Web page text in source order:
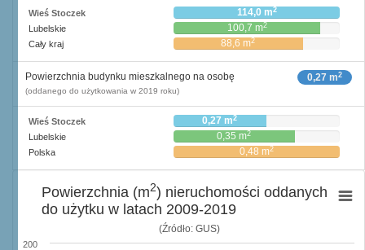
Wieś Stoczek 114,0 m2
Lubelskie 100,7 m2
Cały kraj 88,6 m2
0,27 m2
Powierzchnia budynku mieszkalnego na osobę
(oddanego do użytkowania w 2019 roku)
Wieś Stoczek 0,27 m2
Lubelskie 0,35 m2
Polska 0,48 m2
(Źródło: GUS)
200
Powierzchnia (m2) nieruchomości oddanych
do użytku w latach 2009-2019